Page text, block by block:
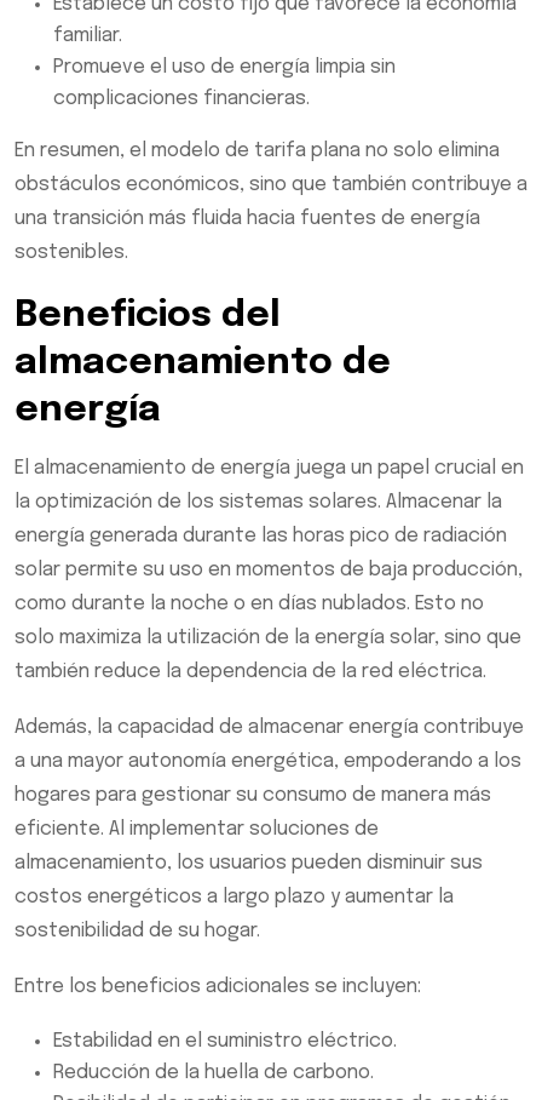
Establece un costo fijo que favorece la economía
familiar.
Promueve el uso de energía limpia sin
complicaciones financieras.
En resumen, el modelo de tarifa plana no solo elimina
obstáculos económicos, sino que también contribuye a
una transición más fluida hacia fuentes de energía
sostenibles.
Beneficios del
almacenamiento de
energía
El almacenamiento de energía juega un papel crucial en
la optimización de los sistemas solares. Almacenar la
energía generada durante las horas pico de radiación
solar permite su uso en momentos de baja producción,
como durante la noche o en días nublados. Esto no
solo maximiza la utilización de la energía solar, sino que
también reduce la dependencia de la red eléctrica.
Además, la capacidad de almacenar energía contribuye
a una mayor autonomía energética, empoderando a los
hogares para gestionar su consumo de manera más
eficiente. Al implementar soluciones de
almacenamiento, los usuarios pueden disminuir sus
costos energéticos a largo plazo y aumentar la
sostenibilidad de su hogar.
Entre los beneficios adicionales se incluyen:
Estabilidad en el suministro eléctrico.
Reducción de la huella de carbono.